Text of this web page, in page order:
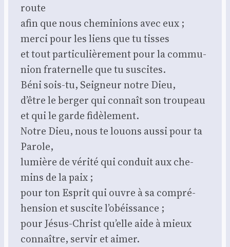
route
afin que nous che­mi­nions avec eux ;
mer­ci pour les liens que tu tisses
et tout par­ti­cu­liè­re­ment pour la com­mu­
nion fra­ter­nelle que tu sus­cites.
Béni sois-tu, Sei­gneur notre Dieu,
d’être le ber­ger qui connaît son trou­peau
et qui le garde fidè­le­ment.
Notre Dieu, nous te louons aus­si pour ta
Parole,
lumière de véri­té qui conduit aux che­
mins de la paix ;
pour ton Esprit qui ouvre à sa com­pré­
hen­sion et sus­cite l’o­béis­sance ;
pour Jésus-Christ qu’elle aide à mieux
connaître, ser­vir et aimer.